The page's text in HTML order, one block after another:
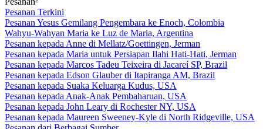
Pesanan Terkini
Pesanan Yesus Gemilang Pengembara ke Enoch, Colombia
Wahyu-Wahyan Maria ke Luz de Maria, Argentina
Pesanan kepada Anne di Mellatz/Goettingen, Jerman
Pesanan kepada Maria untuk Persiapan Ilahi Hati-Hati, Jerman
Pesanan kepada Marcos Tadeu Teixeira di Jacareí SP, Brazil
Pesanan kepada Edson Glauber di Itapiranga AM, Brazil
Pesanan kepada Suaka Keluarga Kudus, USA
Pesanan kepada Anak-Anak Pembaharuan, USA
Pesanan kepada John Leary di Rochester NY, USA
Pesanan kepada Maureen Sweeney-Kyle di North Ridgeville, USA